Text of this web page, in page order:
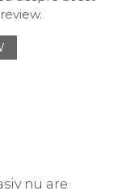
nu are